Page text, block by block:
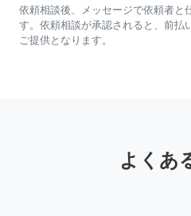
依頼相談後、メッセージで依頼者と
す。依頼相談が承認されると、前
ご提供となります。
よくあ